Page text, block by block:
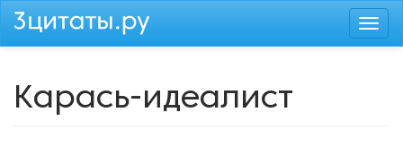
Перейти
Карась-идеалист